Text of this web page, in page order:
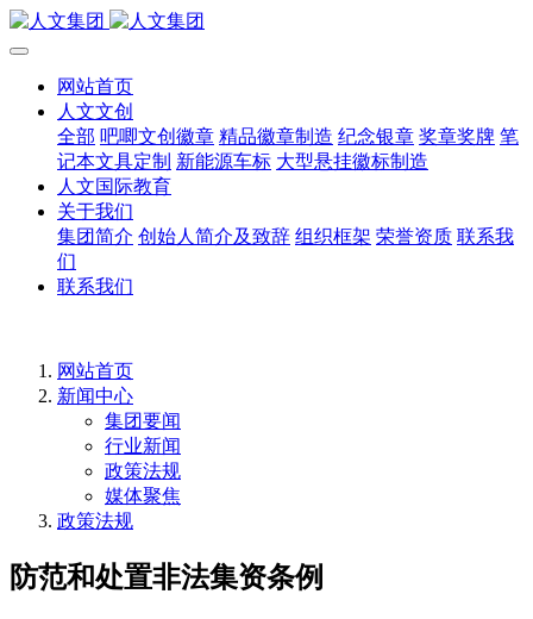
网站首页
人文文创
全部 吧唧文创徽章 精品徽章制造 纪念银章 奖章奖牌 笔
记本文具定制 新能源车标 大型悬挂徽标制造
人文国际教育
关于我们
集团简介 创始人简介及致辞 组织框架 荣誉资质 联系我
们
联系我们
网站首页
新闻中心
集团要闻
行业新闻
政策法规
媒体聚焦
政策法规
防范和处置非法集资条例